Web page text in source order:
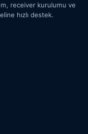
receiver kurulumu ve
hızlı destek.